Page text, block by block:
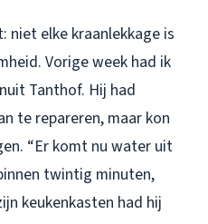
niet elke kraanlekkage is
Vorige week had ik
Tanthof. Hij had
te repareren, maar kon
“Er komt nu water uit
twintig minuten,
keukenkasten had hij